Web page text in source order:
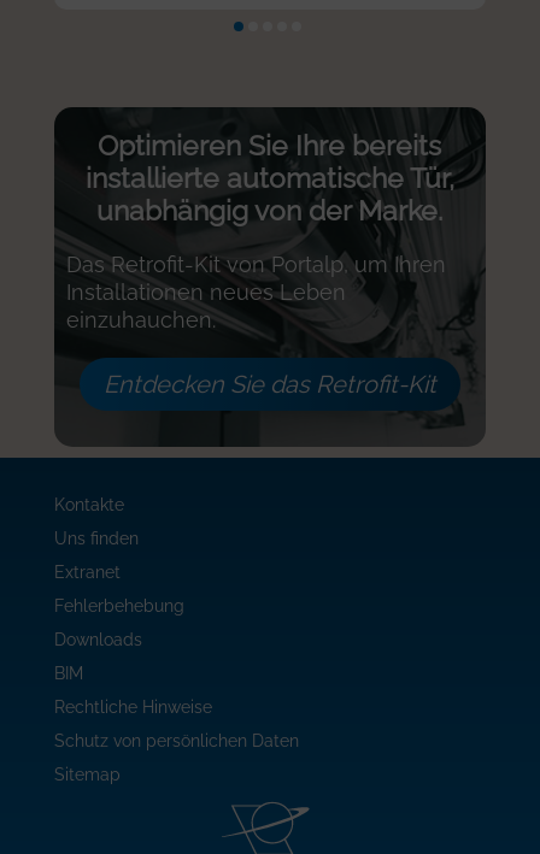
Optimieren Sie Ihre bereits
installierte automatische Tür,
unabhängig von der Marke.
Das Retrofit-Kit von Portalp, um Ihren
Installationen neues Leben
einzuhauchen.
Entdecken Sie das Retrofit-Kit
Kontakte
Uns finden
Extranet
Fehlerbehebung
Downloads
BIM
Rechtliche Hinweise
Schutz von persönlichen Daten
Sitemap